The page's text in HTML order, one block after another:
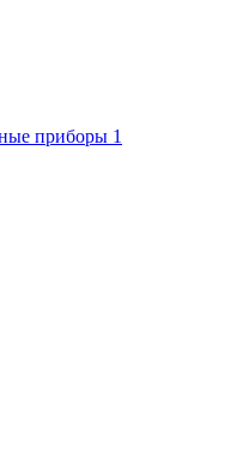
приборы 1